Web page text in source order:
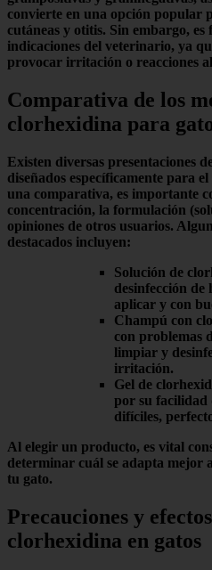
convierte en una opción popular
cutáneas y otitis. Sin embargo,
indicaciones del veterinario, ya
provocar irritación o reacciones
Comparativa de los
clorhexidina para
Existen diversas presentaciones
diseñados específicamente para
una comparativa, es importante
concentración, la formulación
opiniones de otros usuarios.
destacados incluyen:
Solución de
desinfección de
aplicar y con
Champú con
con problemas
limpiar y
irritación.
Gel de
por su facilidad
difíciles,
Al elegir un producto, es vital
determinar cuál se adapta mejor
tu gato.
Precauciones y
clorhexidina en gatos